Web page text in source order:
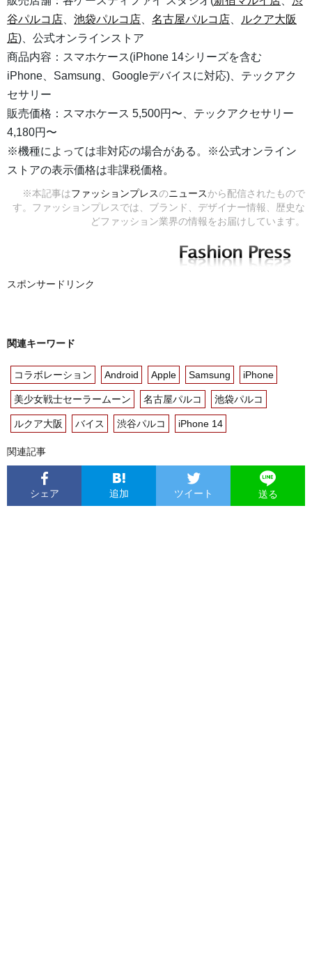
谷パルコ店
池袋パルコ店 名古屋パルコ店
ルクア大阪
店)、公式オンラインストア
商品内容：スマホケース(iPhone 14シリーズを含む
iPhone、Samsung、Googleデバイスに対応)、テックアク
セサリー
販売価格：スマホケース 5,500円〜、テックアクセサリー
4,180円〜
※機種によっては非対応の場合がある。※公式オンライン
ストアの表示価格は非課税価格。
※本記事はファッションプレスのニュースから配信されたもので
す。ファッションプレスでは、ブランド、デザイナー情報、歴史な
どファッション業界の情報をお届けしています。
スポンサードリンク
関連キーワード
コラボレーション Android Apple Samsung iPhone
美少女戦士セーラームーン 名古屋パルコ 池袋パルコ
ルクア大阪 バイス 渋谷パルコ iPhone 14
関連記事
シェア 追加 ツイート 送る